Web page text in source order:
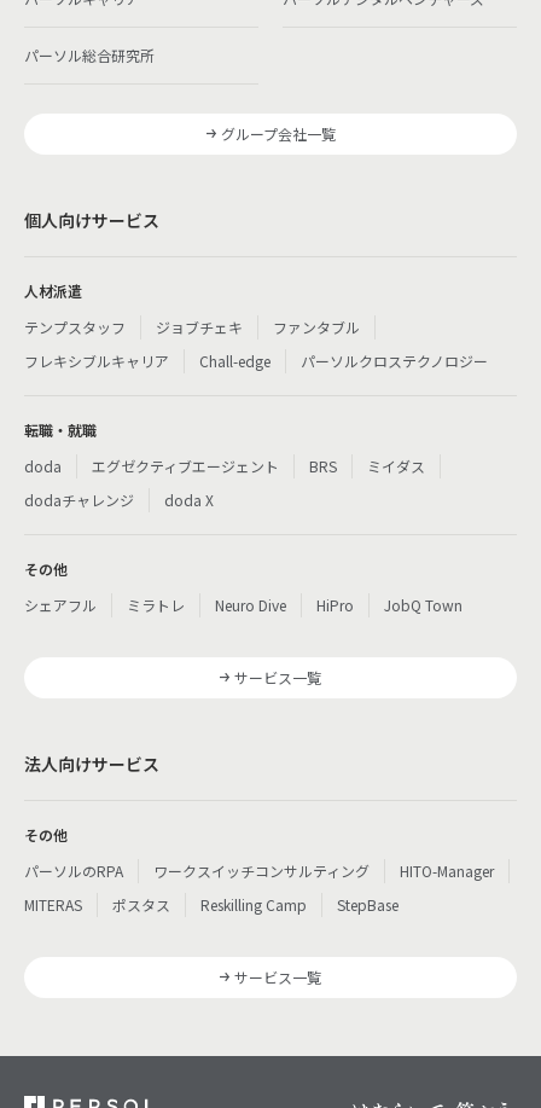
パーソル総合研究所
グループ会社一覧
個人向けサービス
人材派遣
テンプスタッフ
ジョブチェキ
ファンタブル
フレキシブルキャリア
Chall-edge パーソルクロステクノロジー
転職・就職
doda
エグゼクティブエージェント BRS
ミイダス
dodaチャレンジ
doda X
その他
シェアフル
ミラトレ Neuro Dive HiPro JobQ Town
サービス一覧
法人向けサービス
その他
パーソルのRPA
ワークスイッチコンサルティング
HITO-Manager
MITERAS
ポスタス Reskilling Camp StepBase
サービス一覧